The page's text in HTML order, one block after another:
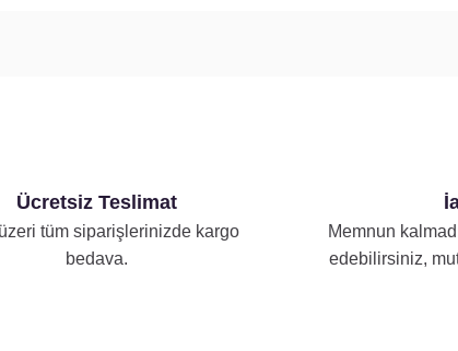
Ücretsiz Teslimat
tüm siparişlerinizde kargo
bedava.
Memnun
edebilirsiniz,